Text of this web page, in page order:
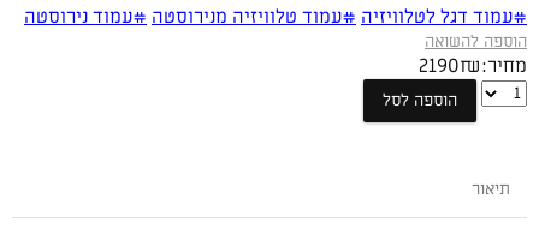
#עמוד דגל לטלוויזיה #עמוד טלוויזיה מנירוסטה #עמוד נירוסטה
הוספה להשואה
מחיר: 2190₪
עמוד
עשוי
נירוסטה
הוספה לסל
תיאור